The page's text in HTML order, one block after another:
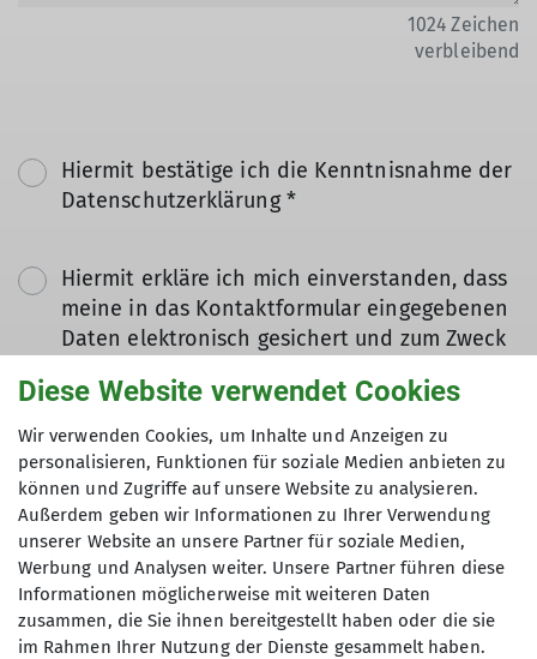
1024 Zeichen
verbleibend
Hiermit bestätige ich die Kenntnisnahme der
Datenschutzerklärung *
Hiermit erkläre ich mich einverstanden, dass
meine in das Kontaktformular eingegebenen
Daten elektronisch gesichert und zum Zweck
genutzt werden. Mir ist bekannt, dass ich
meine Einwilligung jederzeit wiederrufen
kann. *
Mit (*) markierte Felder
sind Pflichtfelder
Absenden
Diese Website verwendet Cookies
Wir verwenden Cookies, um Inhalte und Anzeigen zu
personalisieren, Funktionen für soziale Medien anbieten zu
können und Zugriffe auf unsere Website zu analysieren.
Außerdem geben wir Informationen zu Ihrer Verwendung
unserer Website an unsere Partner für soziale Medien,
Werbung und Analysen weiter. Unsere Partner führen diese
Informationen möglicherweise mit weiteren Daten
zusammen, die Sie ihnen bereitgestellt haben oder die sie
im Rahmen Ihrer Nutzung der Dienste gesammelt haben.